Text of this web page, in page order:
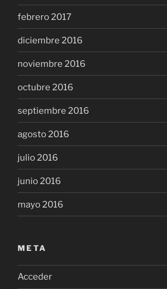
febrero 2017
diciembre 2016
noviembre 2016
octubre 2016
septiembre 2016
agosto 2016
julio 2016
junio 2016
mayo 2016
META
Acceder